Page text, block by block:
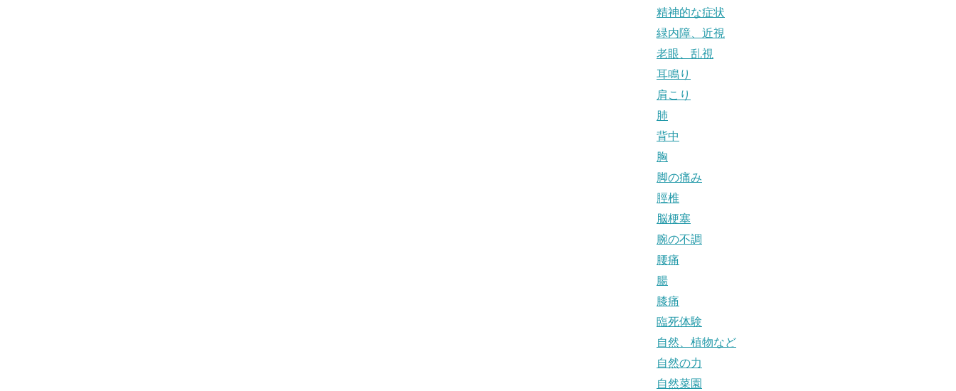
精神的な症状
緑内障、近視
老眼、乱視
耳鳴り
肩こり
肺
背中
胸
脚の痛み
脛椎
脳梗塞
腕の不調
腰痛
腸
膝痛
臨死体験
自然、植物など
自然の力
自然菜園